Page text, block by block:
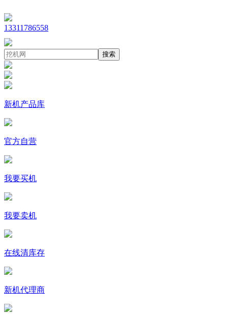
13311786558
搜索
新机产品库
官方自营
我要买机
我要卖机
在线清库存
新机代理商